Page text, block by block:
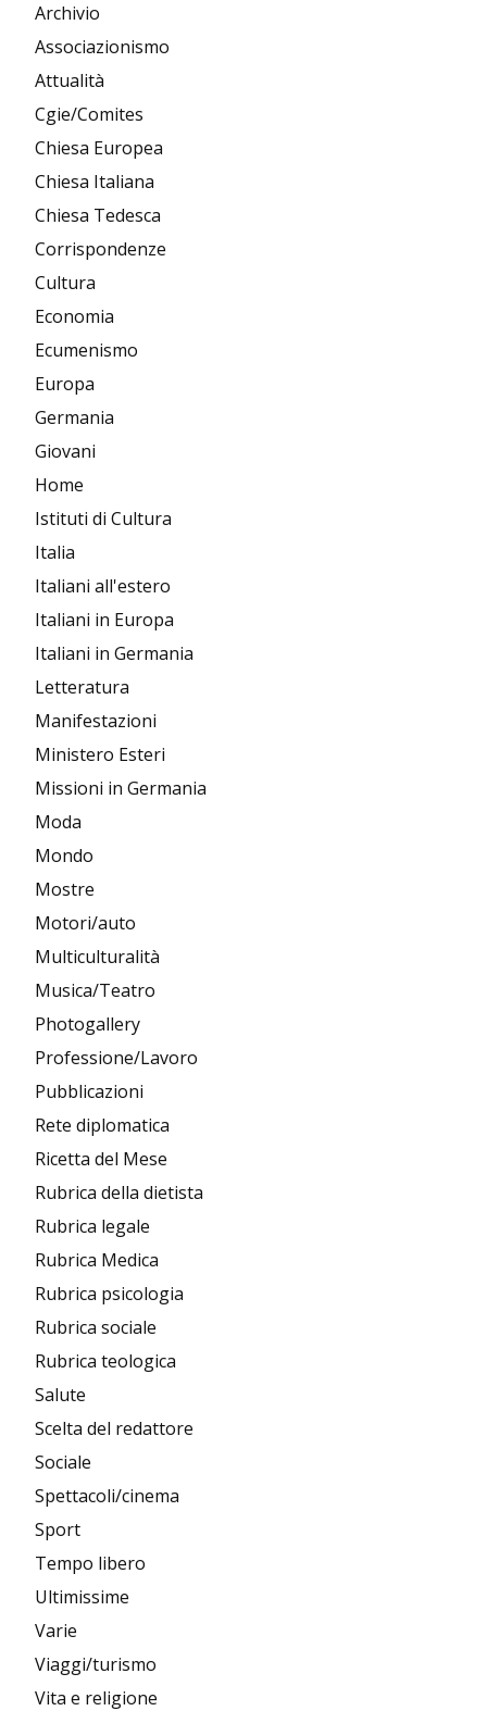
Archivio
Associazionismo
Attualità
Cgie/Comites
Chiesa Europea
Chiesa Italiana
Chiesa Tedesca
Corrispondenze
Cultura
Economia
Ecumenismo
Europa
Germania
Giovani
Home
Istituti di Cultura
Italia
Italiani all'estero
Italiani in Europa
Italiani in Germania
Letteratura
Manifestazioni
Ministero Esteri
Missioni in Germania
Moda
Mondo
Mostre
Motori/auto
Multiculturalità
Musica/Teatro
Photogallery
Professione/Lavoro
Pubblicazioni
Rete diplomatica
Ricetta del Mese
Rubrica della dietista
Rubrica legale
Rubrica Medica
Rubrica psicologia
Rubrica sociale
Rubrica teologica
Salute
Scelta del redattore
Sociale
Spettacoli/cinema
Sport
Tempo libero
Ultimissime
Varie
Viaggi/turismo
Vita e religione